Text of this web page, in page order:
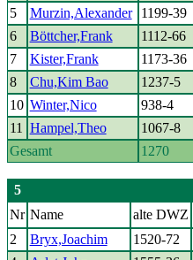
5
Murzin,Alexander 1199-39
6
Böttcher,Frank 1112-66
7
Kister,Frank 1173-36
8
Chu,Kim Bao 1237-5
10 Winter,Nico 938-4
11
Hampel,Theo 1067-8
Gesamt
1270
5
Nr Name alte DWZ
2
Bryx,Joachim 1520-72